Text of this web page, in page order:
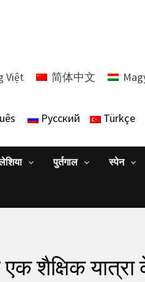
Việt 简体中文
Русский Türkçe
पुर्तगाल स्पेन
एक शैक्षिक